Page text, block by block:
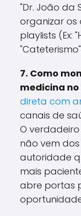
"Dr. João da
organizar os
playlists (Ex:
7. Como
medicina no
direta com
canais de
O
não vem
autoridade
mais
abre portas